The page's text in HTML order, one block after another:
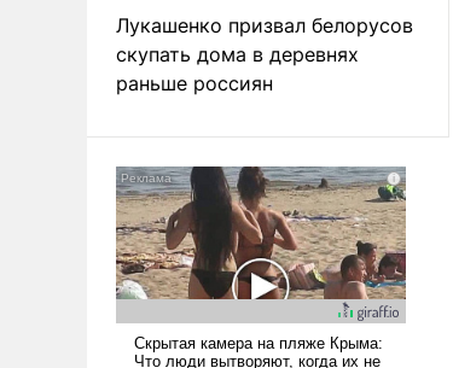
Лукашенко призвал белорусов
скупать дома в деревнях
раньше россиян